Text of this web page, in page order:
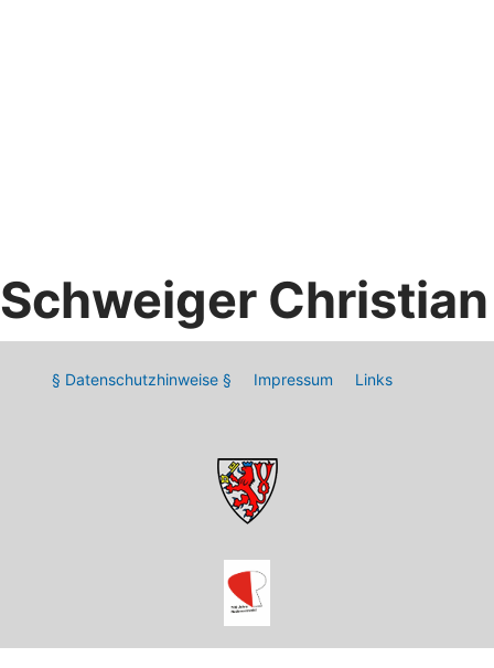
Schweiger Christian
§ Datenschutzhinweise § Impressum Links